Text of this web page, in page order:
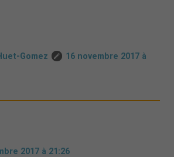
Gomez
16 novembre 2017 à
2017 à 21:26